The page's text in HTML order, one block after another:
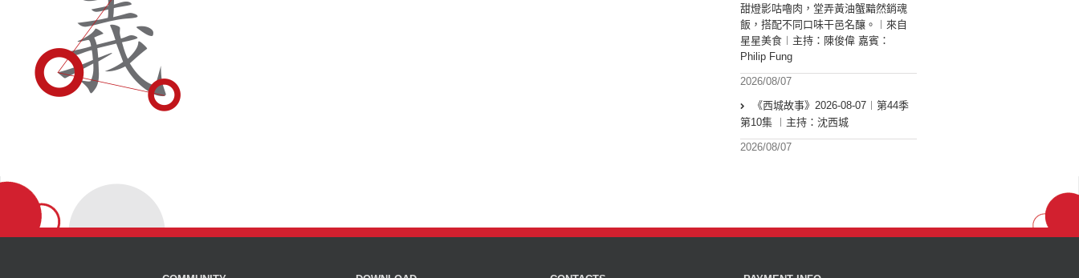
甜燈影咕嚕肉，堂弄黃油蟹黯然銷魂
飯，搭配不同口味干邑名釀。︱來自
星星美食︱主持：陳俊偉 嘉賓：
Philip Fung
2026/08/07
《西城故事》2026-08-07︱第44季
第10集 ︱主持：沈西城
2026/08/07